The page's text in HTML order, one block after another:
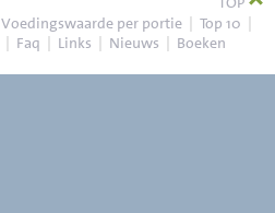
Voedingswaarde per portie | Top 10 |
| Faq | Links | Nieuws | Boeken